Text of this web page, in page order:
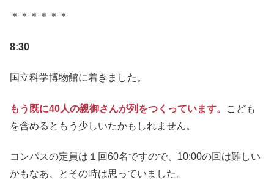
＊＊＊＊＊＊
8:30
国立科学博物館に着きました。
もう既に40人の親御さんが列をつくっています。
こども
を含めるともう少しいたかもしれません。
コンパスの定員は１回60名ですので、10:00の回は難しい
かもなあ、とその時は思っていました。